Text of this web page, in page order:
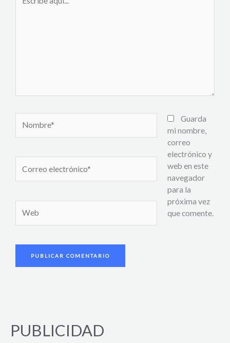
aquí...
electrónico*
Guarda
mi nombre,
correo
electrónico y
web en este
navegador
para la
próxima vez
que comente.
PUBLICIDAD